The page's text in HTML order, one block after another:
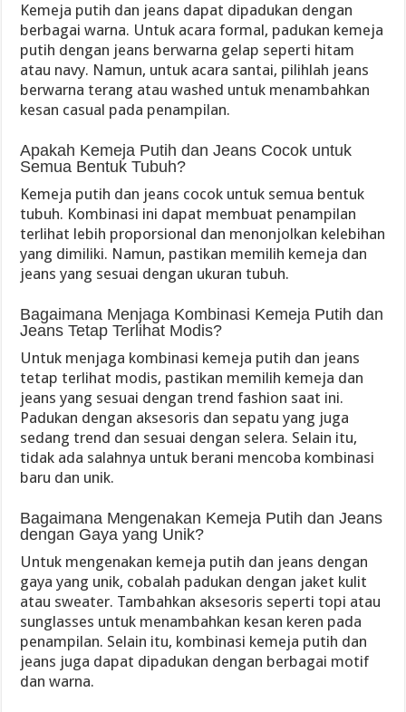
Kemeja putih dan jeans dapat dipadukan dengan
berbagai warna. Untuk acara formal, padukan kemeja
putih dengan jeans berwarna gelap seperti hitam
atau navy. Namun, untuk acara santai, pilihlah jeans
berwarna terang atau washed untuk menambahkan
kesan casual pada penampilan.
Apakah Kemeja Putih dan Jeans Cocok untuk
Semua Bentuk Tubuh?
Kemeja putih dan jeans cocok untuk semua bentuk
tubuh. Kombinasi ini dapat membuat penampilan
terlihat lebih proporsional dan menonjolkan kelebihan
yang dimiliki. Namun, pastikan memilih kemeja dan
jeans yang sesuai dengan ukuran tubuh.
Bagaimana Menjaga Kombinasi Kemeja Putih dan
Jeans Tetap Terlihat Modis?
Untuk menjaga kombinasi kemeja putih dan jeans
tetap terlihat modis, pastikan memilih kemeja dan
jeans yang sesuai dengan trend fashion saat ini.
Padukan dengan aksesoris dan sepatu yang juga
sedang trend dan sesuai dengan selera. Selain itu,
tidak ada salahnya untuk berani mencoba kombinasi
baru dan unik.
Bagaimana Mengenakan Kemeja Putih dan Jeans
dengan Gaya yang Unik?
Untuk mengenakan kemeja putih dan jeans dengan
gaya yang unik, cobalah padukan dengan jaket kulit
atau sweater. Tambahkan aksesoris seperti topi atau
sunglasses untuk menambahkan kesan keren pada
penampilan. Selain itu, kombinasi kemeja putih dan
jeans juga dapat dipadukan dengan berbagai motif
dan warna.